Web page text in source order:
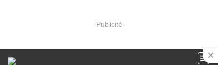
Publicité